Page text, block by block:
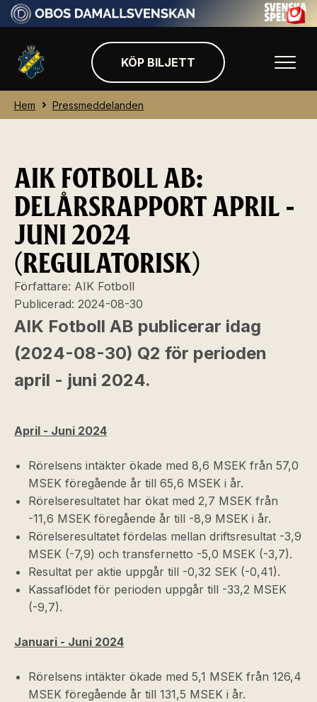
KÖP BILJETT
Hem Pressmeddelanden
AIK FOTBOLL AB:
DELÅRSRAPPORT APRIL -
JUNI 2024
(REGULATORISK)
Författare: AIK Fotboll
Publicerad: 2024-08-30
AIK Fotboll AB publicerar idag
(2024-08-30) Q2 för perioden
april - juni 2024.
April - Juni 2024
Rörelsens intäkter ökade med 8,6 MSEK från 57,0
MSEK föregående år till 65,6 MSEK i år.
Rörelseresultatet har ökat med 2,7 MSEK från
-11,6 MSEK föregående år till -8,9 MSEK i år.
Rörelseresultatet fördelas mellan driftsresultat -3,9
MSEK (-7,9) och transfernetto -5,0 MSEK (-3,7).
Resultat per aktie uppgår till -0,32 SEK (-0,41).
Kassaflödet för perioden uppgår till -33,2 MSEK
(-9,7).
Januari - Juni 2024
Rörelsens intäkter ökade med 5,1 MSEK från 126,4
MSEK föregående år till 131,5 MSEK i år.